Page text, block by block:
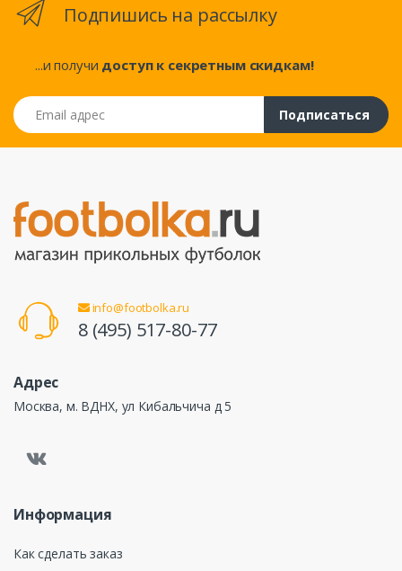
Подпишись на рассылку
...и получи доступ к секретным скидкам!
Email адрес
Подписаться
info@footbolka.ru
8 (495) 517-80-77
Адрес
Москва, м. ВДНХ, ул Кибальчича д 5
Информация
Как сделать заказ